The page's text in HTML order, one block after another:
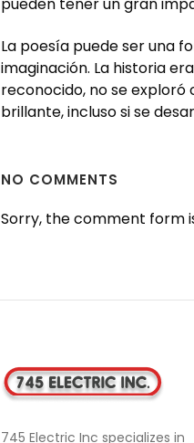
La poesía puede ser una
imaginación. La historia
reconocido, no se exploró
brillante, incluso si se
NO COMMENTS
Sorry, the comment form
745 Electric Inc specializes in